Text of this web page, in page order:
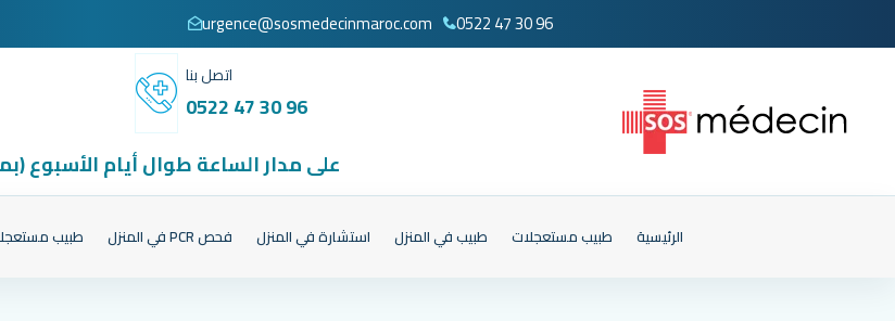
0522 47 30 96
urgence@sosmedecinmaroc.com
اتصل بنا
0522 47 30 96
على مدار الساعة طوال أيام الأسبوع
الرئيسية طبيب مستعجلات طبيب في المنزل استشارة في المنزل فحص PCR في المنزل طبيب